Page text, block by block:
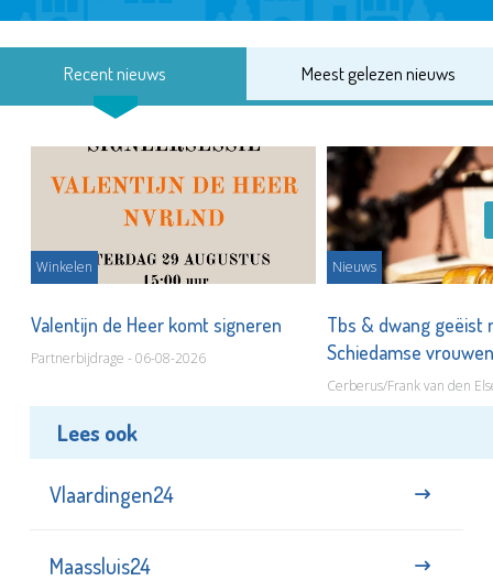
Recent nieuws Meest gelezen nieuws
Winkelen
Valentijn de Heer komt signeren
Partnerbijdrage - 06-08-2026
Nieuws
Tbs & dwang geëist
Schiedamse
Cerberus/Frank van den
Lees ook
Vlaardingen24
Maassluis24